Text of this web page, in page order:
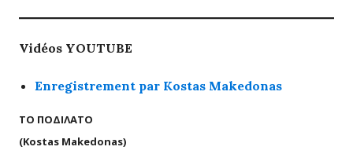
Vidéos YOUTUBE
Enregistrement par Kostas Makedonas
ΤΟ ΠΟΔΙΛΑΤΟ
(Kostas Makedonas)